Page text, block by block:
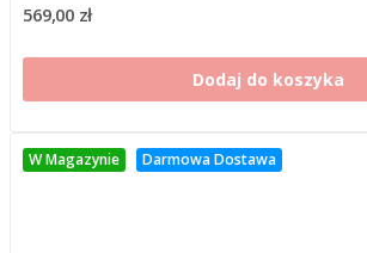
569,00 zł
Dodaj do koszyka
W Magazynie Darmowa Dostawa